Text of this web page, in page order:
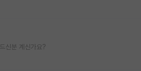
신분 계신가요?